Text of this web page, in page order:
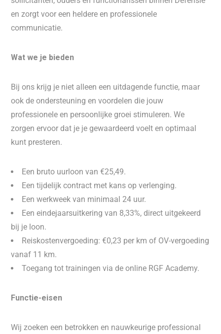
en zorgt voor een heldere en professionele
communicatie.
Wat we je bieden
Bij ons krijg je niet alleen een uitdagende functie, maar
ook de ondersteuning en voordelen die jouw
professionele en persoonlijke groei stimuleren. We
zorgen ervoor dat je je gewaardeerd voelt en optimaal
kunt presteren.
Een bruto uurloon van €25,49.
Een tijdelijk contract met kans op verlenging.
Een werkweek van minimaal 24 uur.
Een eindejaarsuitkering van 8,33%, direct uitgekeerd
bij je loon.
Reiskostenvergoeding: €0,23 per km of OV-vergoeding
vanaf 11 km.
Toegang tot trainingen via de online RGF Academy.
Functie-eisen
Wij zoeken een betrokken en nauwkeurige professional